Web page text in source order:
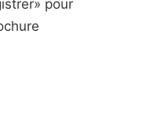
pour